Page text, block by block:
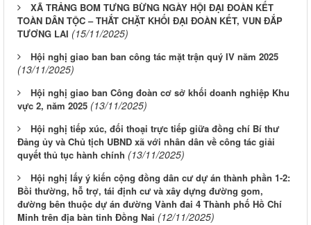
XÃ TRẢNG BOM TƯNG BỪNG NGÀY HỘI ĐẠI ĐOÀN KẾT
TOÀN DÂN TỘC – THẮT CHẶT KHỐI ĐẠI ĐOÀN KẾT, VUN ĐẮP
TƯƠNG LAI (15/11/2025)
Hội nghị giao ban ban công tác mặt trận quý IV năm 2025
(13/11/2025)
Hội nghị giao ban Công đoàn cơ sở khối doanh nghiệp Khu
vực 2, năm 2025 (13/11/2025)
Hội nghị tiếp xúc, đối thoại trực tiếp giữa đồng chí Bí thư
Đảng ủy và Chủ tịch UBND xã với nhân dân về công tác giải
quyết thủ tục hành chính (13/11/2025)
Hội nghị lấy ý kiến cộng đồng dân cư dự án thành phần 1-2:
Bồi thường, hỗ trợ, tái định cư và xây dựng đường gom,
đường bên thuộc dự án đường Vành đai 4 Thành phố Hồ Chí
Minh trên địa bàn tỉnh Đồng Nai (12/11/2025)